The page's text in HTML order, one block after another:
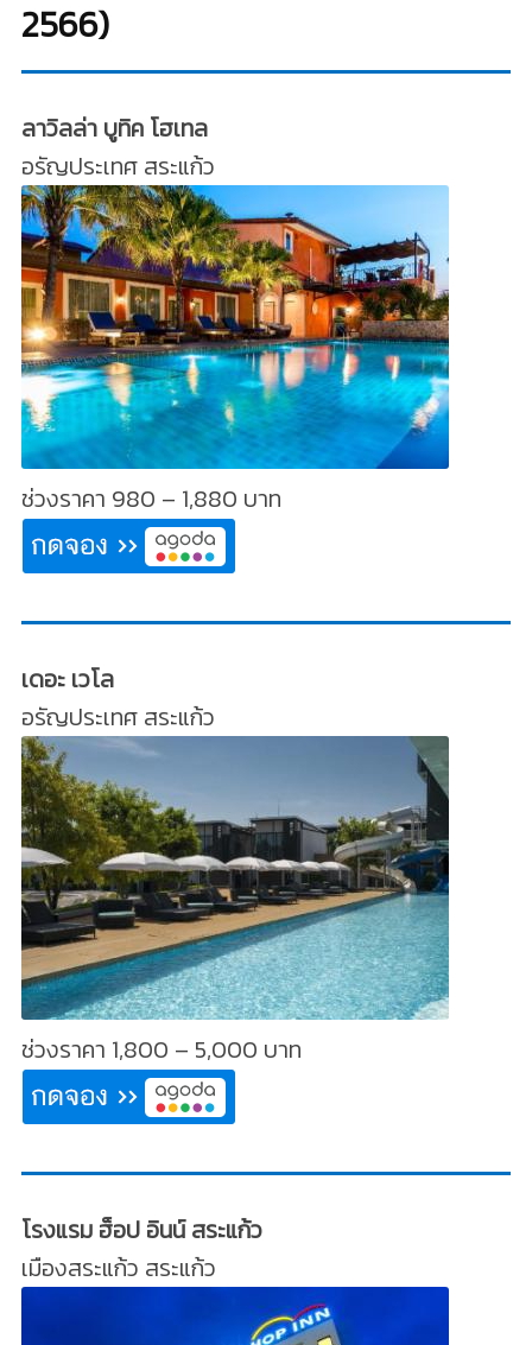
2566)
ลาวิลล่า บูทิค โฮเทล
อรัญประเทศ สระแก้ว
ช่วงราคา 980 – 1,880 บาท
เดอะ เวโล
อรัญประเทศ สระแก้ว
ช่วงราคา 1,800 – 5,000 บาท
โรงแรม ฮ็อป อินน์ สระแก้ว
เมืองสระแก้ว สระแก้ว